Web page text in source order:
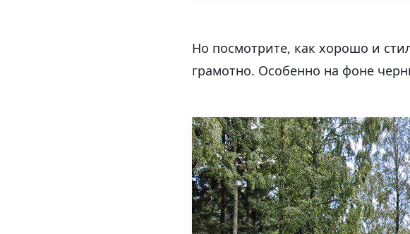
Но посмотрите, как хорошо и
грамотно. Особенно на фоне